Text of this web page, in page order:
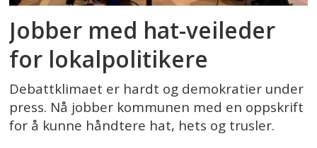
Jobber med hat-veileder
for lokalpolitikere
Debattklimaet er hardt og demokratier under
press. Nå jobber kommunen med en oppskrift
for å kunne håndtere hat, hets og trusler.